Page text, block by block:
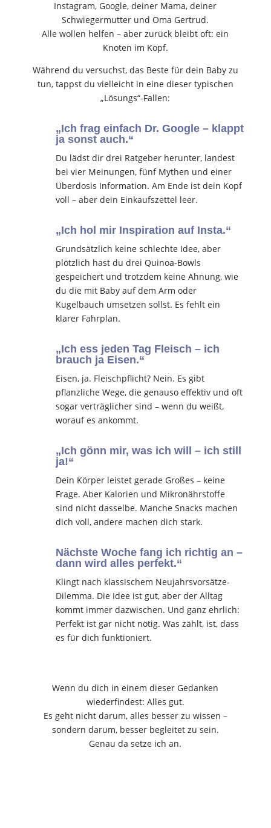
Instagram, Google, deiner Mama, deiner
Schwiegermutter und Oma Gertrud.
Alle wollen helfen – aber zurück bleibt oft: ein
Knoten im Kopf.
Während du versuchst, das Beste für dein Baby zu
tun, tappst du vielleicht in eine dieser typischen
„Lösungs“-Fallen:
„Ich frag einfach Dr. Google – klappt
ja sonst auch.“
Du lädst dir drei Ratgeber herunter, landest
bei vier Meinungen, fünf Mythen und einer
Überdosis Information. Am Ende ist dein Kopf
voll – aber dein Einkaufszettel leer.
„Ich hol mir Inspiration auf Insta.“
Grundsätzlich keine schlechte Idee, aber
plötzlich hast du drei Quinoa-Bowls
gespeichert und trotzdem keine Ahnung, wie
du die mit Baby auf dem Arm oder
Kugelbauch umsetzen sollst. Es fehlt ein
klarer Fahrplan.
„Ich ess jeden Tag Fleisch – ich
brauch ja Eisen.“
Eisen, ja. Fleischpflicht? Nein. Es gibt
pflanzliche Wege, die genauso effektiv und oft
sogar verträglicher sind – wenn du weißt,
worauf es ankommt.
„Ich gönn mir, was ich will – ich still
ja!“
Dein Körper leistet gerade Großes – keine
Frage. Aber Kalorien und Mikronährstoffe
sind nicht dasselbe. Manche Snacks machen
dich voll, andere machen dich stark.
Nächste Woche fang ich richtig an –
dann wird alles perfekt.“
Klingt nach klassischem Neujahrsvorsätze-
Dilemma. Die Idee ist gut, aber der Alltag
kommt immer dazwischen. Und ganz ehrlich:
Perfekt ist gar nicht nötig. Was zählt, ist, dass
es für dich funktioniert.
Wenn du dich in einem dieser Gedanken
wiederfindest: Alles gut.
Es geht nicht darum, alles besser zu wissen –
sondern darum, besser begleitet zu sein.
Genau da setze ich an.